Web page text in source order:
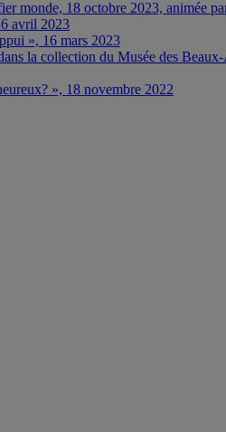
monde, 18 octobre 2023, animée
avril 2023
», 16 mars 2023
la collection du Musée des
», 18 novembre 2022